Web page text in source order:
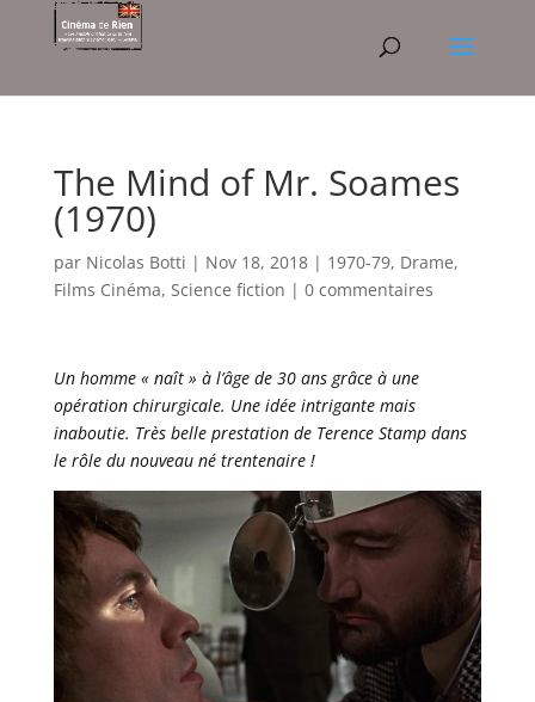
The Mind of Mr. Soames
(1970)
par Nicolas Botti | Nov 18, 2018| 1970-79, Drame,
Films Cinéma, Science fiction | 0 commentaires
Un homme « naît » à l’âge de 30 ans grâce à une
opération chirurgicale. Une idée intrigante mais
inaboutie. Très belle prestation de Terence Stamp dans
le rôle du nouveau né trentenaire !